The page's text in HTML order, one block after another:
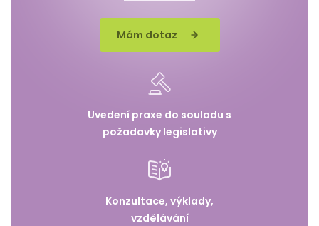
Mám dotaz
Uvedení praxe do souladu s
požadavky legislativy
Konzultace, výklady,
vzdělávání